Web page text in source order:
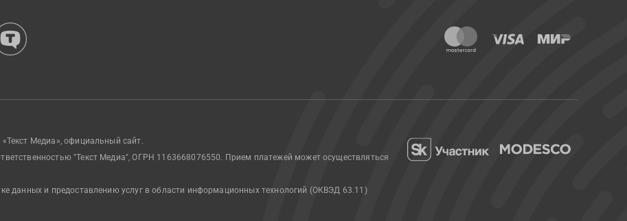
Медиа», официальный сайт.
"Текст Медиа", ОГРН 1163668076550. Прием платежей может осуществляться
данных и предоставлению услуг в области информационных технологий (ОКВЭД 63.11)